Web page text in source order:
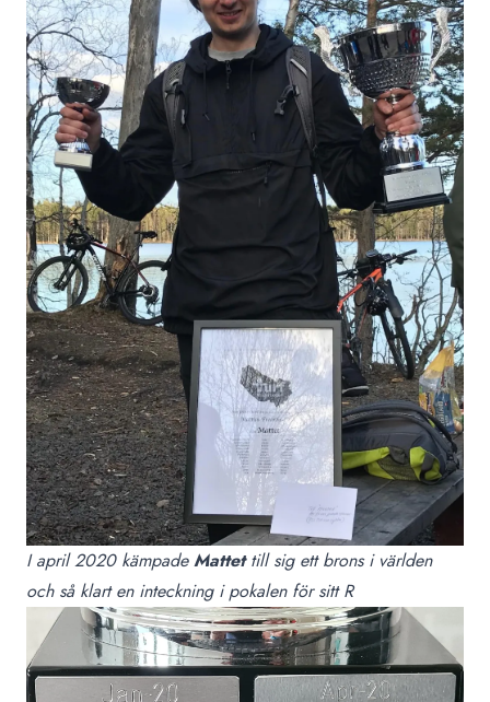
I april 2020 kämpadeMattettill sig ett brons i världen
och så klart en inteckning i pokalen för sitt R